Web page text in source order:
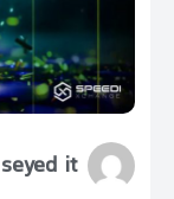
seyed it